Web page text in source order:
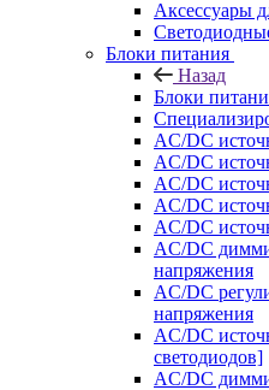
Аксессуары
Блоки питания
Назад
Блоки
AC/DC
AC/DC
AC/DC
AC/DC
AC/DC
AC/DC
напряжения
AC/DC
напряжения
AC/DC
светодиодов]
AC/DC